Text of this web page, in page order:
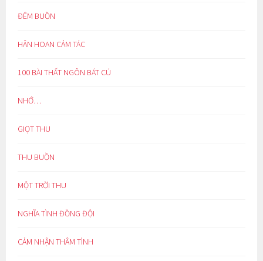
ĐÊM BUỒN
HÂN HOAN CẢM TÁC
100 BÀI THẤT NGÔN BÁT CÚ
NHỚ…
GIỌT THU
THU BUỒN
MỘT TRỜI THU
NGHĨA TÌNH ĐỒNG ĐỘI
CẢM NHẬN THÂM TÌNH